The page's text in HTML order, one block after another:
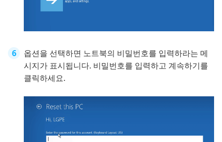
옵션을 선택하면 노트북의 비밀번호를 입력하라는 메
시지가 표시됩니다. 비밀번호를 입력하고 계속하기를
클릭하세요.